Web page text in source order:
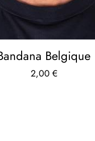
Belgique
2,00 €